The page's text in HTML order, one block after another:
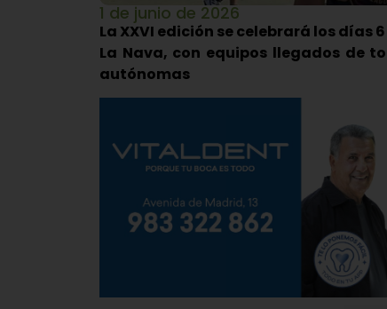
1 de junio de 2026
La XXVI edición se celebrará los días
La Nava, con equipos llegados de
autónomas